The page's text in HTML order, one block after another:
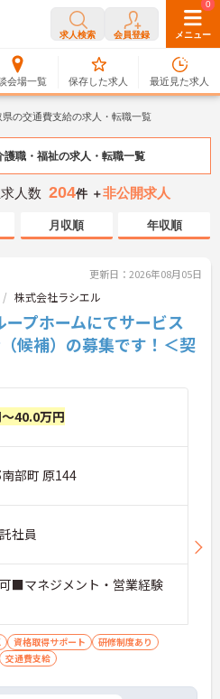
求人検索 会員登録 メニュー
会場一覧
0
保存した求人
0
最近見た求人
県の交通費支給の求人・転職一覧
護職・福祉の求人・転職一覧
人数 204件 ＋非公開求人
月収順 年収順
更新日：2026年08月05日
株式会社ラシエル
ープホームにてサービス
候補）の募集です！＜契
40.0万円
部町 原144
社員
■マネジメント・営業経験
資格取得サポート
研修制度あり
交通費支給